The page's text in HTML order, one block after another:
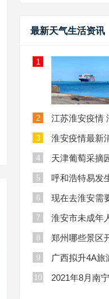
最新天气生活资讯
1
2 江苏淮安疫情
3 淮安疫情最新
4 天津葡萄采摘
5 呼和浩特易发
6 现在去淮安需
7
淮安市未成年
8
郑州哪些景区
9 广西拟升4A旅
10 2021年8月南